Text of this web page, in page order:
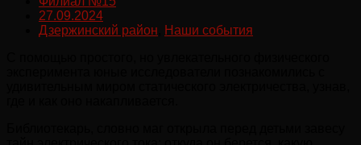
27.09.2024
Дзержинский район
Наши события